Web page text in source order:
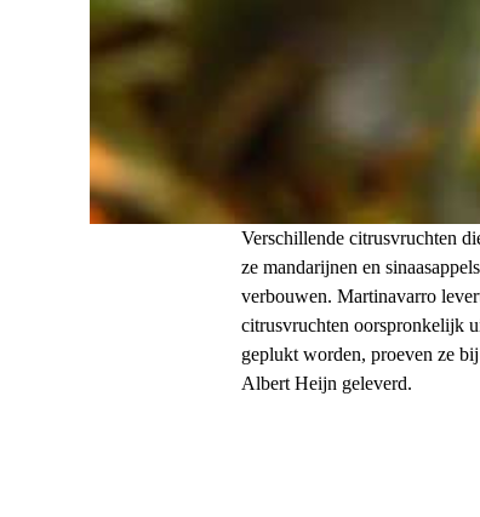
Verschillende citrusvruchten
ze mandarijnen en
verbouwen. Martinavarro
citrusvruchten oorspronkelijk
geplukt worden, proeven ze
Albert Heijn geleverd.